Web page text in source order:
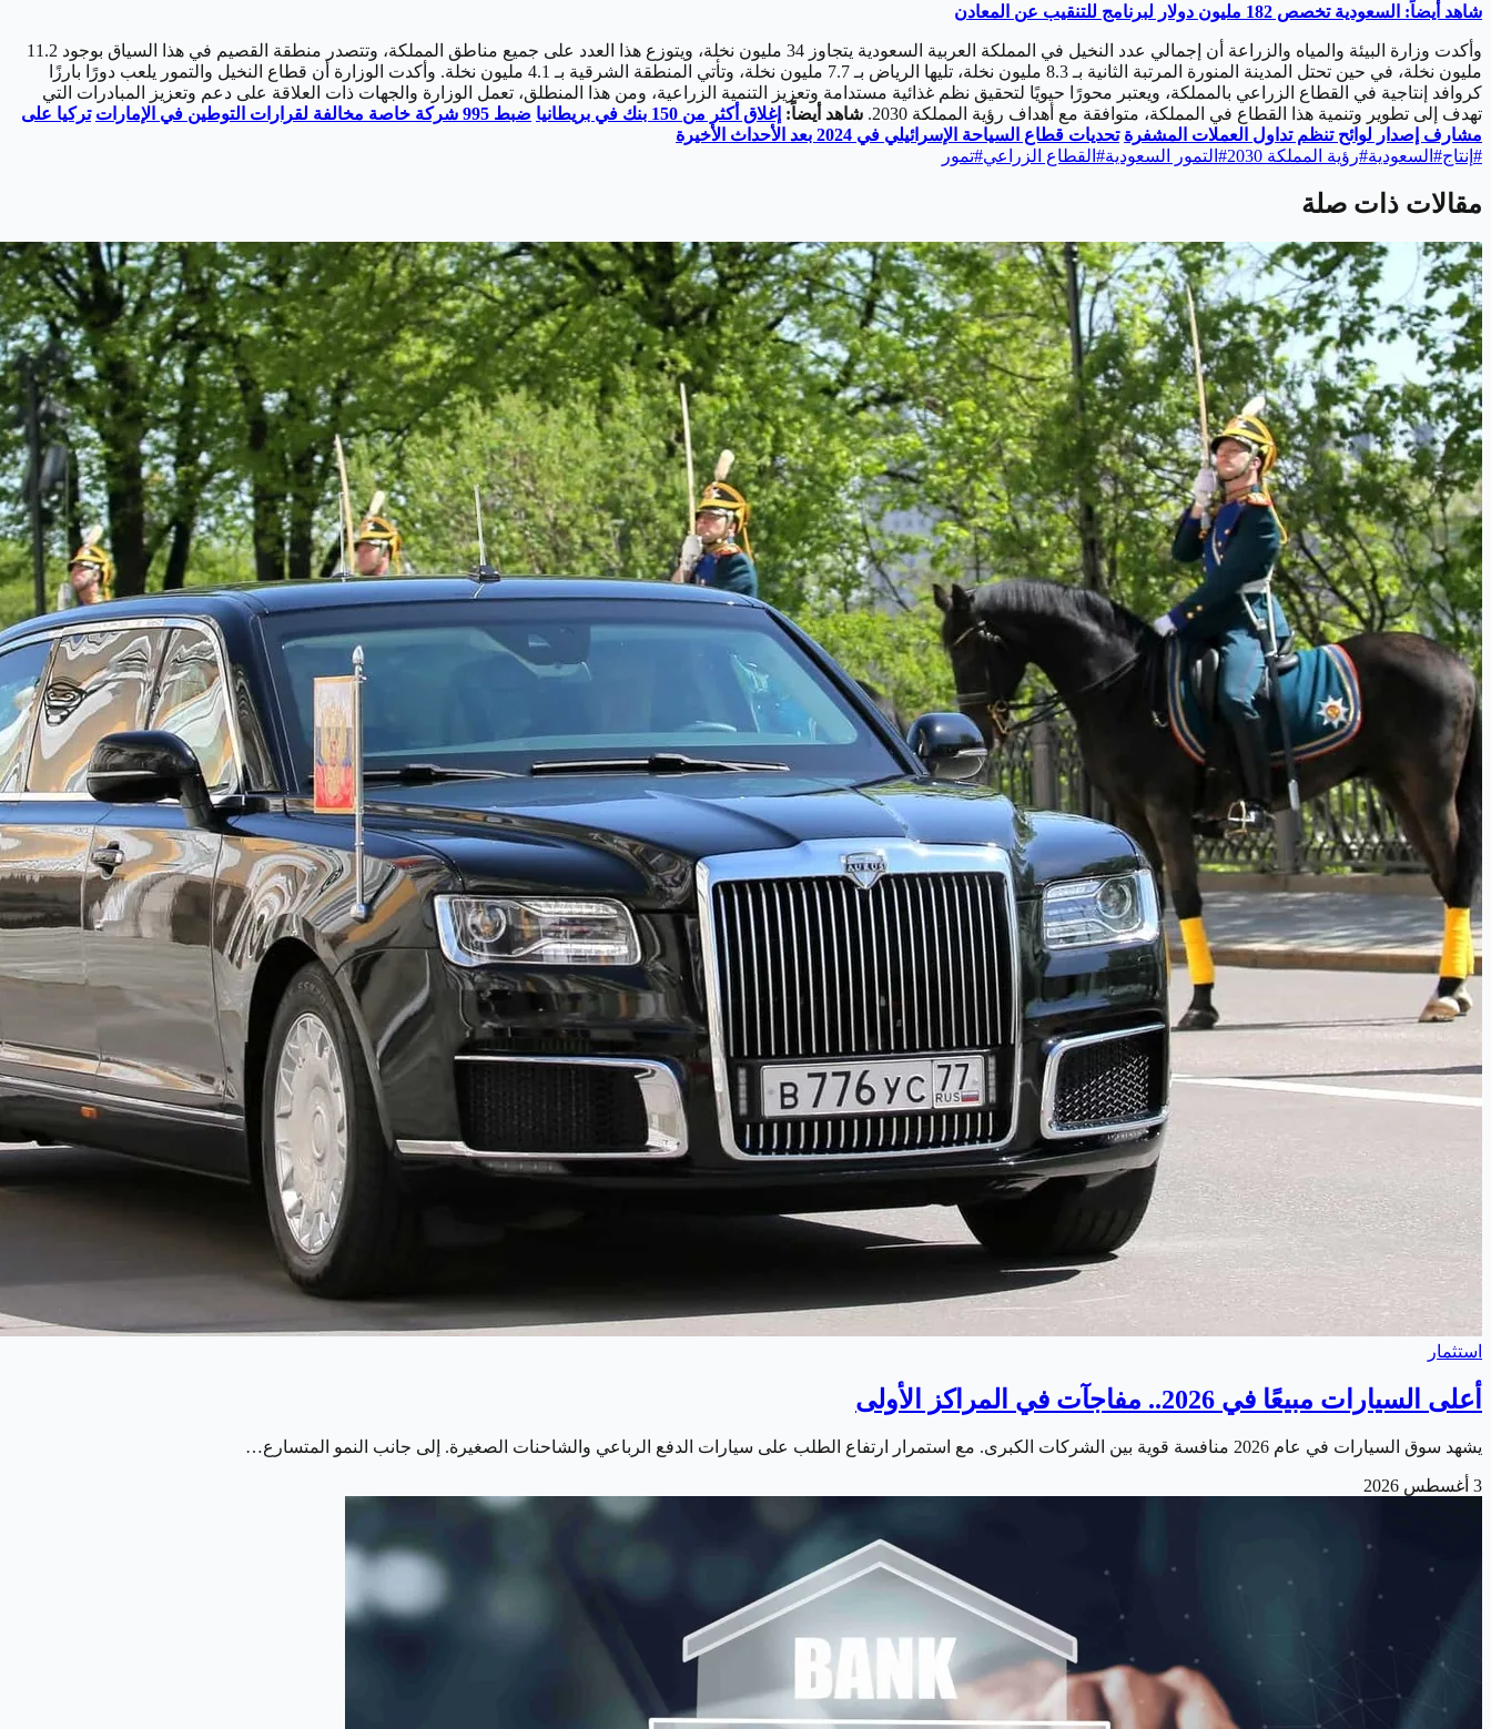
شاهد أيضاً: السعودية تخصص 182 مليون دولار لبرنامج للتنقيب عن المعادن
وأكدت وزارة البيئة والمياه والزراعة أن إجمالي عدد النخيل في المملكة العربية السعودية يتجاوز 34 مليون نخلة، ويتوزع هذا العدد على جميع مناطق المملكة، وتتصدر منطقة القصيم في هذا السياق بوجود 11.2
مليون نخلة، في حين تحتل المدينة المنورة المرتبة الثانية بـ 8.3 مليون نخلة، تليها الرياض بـ 7.7 مليون نخلة، وتأتي المنطقة الشرقية بـ 4.1 مليون نخلة. وأكدت الوزارة أن قطاع النخيل والتمور يلعب دورًا بارزًا
كروافد إنتاجية في القطاع الزراعي بالمملكة، ويعتبر محورًا حيويًا لتحقيق نظم غذائية مستدامة وتعزيز التنمية الزراعية، ومن هذا المنطلق، تعمل الوزارة والجهات ذات العلاقة على دعم وتعزيز المبادرات التي
تهدف إلى تطوير وتنمية هذا القطاع في المملكة، متوافقة مع أهداف رؤية المملكة 2030.
شاهد أيضاً: إغلاق أكثر من 150 بنك في بريطانيا ضبط 995 شركة خاصة مخالفة لقرارات التوطين في الإمارات
تركيا على
مشارف إصدار لوائح تنظم تداول العملات المشفرة تحديات قطاع السياحة الإسرائيلي في 2024 بعد الأحداث الأخيرة
# إنتاج# السعودية#رؤية المملكة 2030 # التمور السعودية# القطاع الزراعي#تمور
مقالات ذات صلة
استثمار
أعلى السيارات مبيعًا في 2026.. مفاجآت في المراكز الأولى
يشهد سوق السيارات في عام 2026 منافسة قوية بين الشركات الكبرى. مع استمرار ارتفاع الطلب على سيارات الدفع الرباعي والشاحنات الصغيرة. إلى جانب النمو المتسارع…
3 أغسطس 2026